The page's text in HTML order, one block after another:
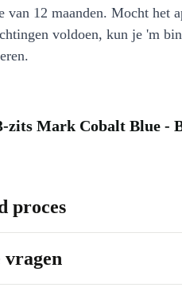
van 12 maanden. Mocht het
voldoen, kun je 'm
zits Mark Cobalt Blue -
proces
vragen